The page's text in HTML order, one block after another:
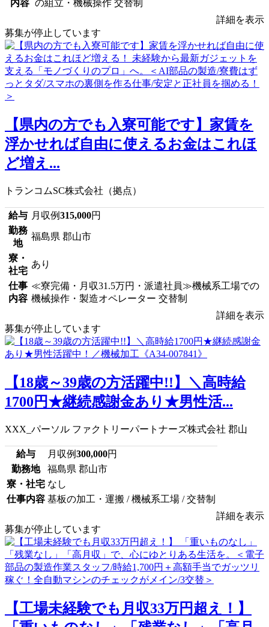
内容 の組立・機械操作 交替制
詳細を表示
募集が停止しています
【県内の方でも入寮可能です】家賃を
浮かせれば自由に使えるお金はこれほ
ど増え...
トランコムSC株式会社（拠点）
給与 月収例315,000円
勤務
地
福島県 郡山市
寮・
社宅
あり
仕事
内容
≪寮完備・月収31.5万円・派遣社員≫機械系工場での
機械操作・製造オペレーター 交替制
詳細を表示
募集が停止しています
【18歳～39歳の方活躍中!!】＼高時給
1700円★継続感謝金あり★男性活...
XXX_パーソル ファクトリーパートナーズ株式会社 郡山
給与 月収例300,000円
勤務地
福島県 郡山市
寮・社宅 なし
仕事内容 基板の加工・運搬 / 機械系工場 / 交替制
詳細を表示
募集が停止しています
【工場未経験でも月収33万円超え！】